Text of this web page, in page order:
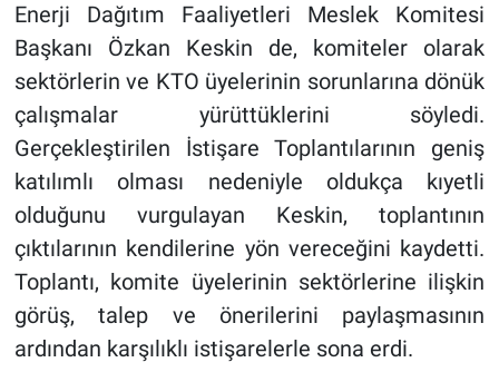
Enerji Dağıtım Faaliyetleri Meslek Komitesi
Başkanı Özkan Keskin de, komiteler olarak
sektörlerin ve KTO üyelerinin sorunlarına dönük
çalışmalar yürüttüklerini söyledi.
Gerçekleştirilen İstişare Toplantılarının geniş
katılımlı olması nedeniyle oldukça kıyetli
olduğunu vurgulayan Keskin, toplantının
çıktılarının kendilerine yön vereceğini kaydetti.
Toplantı, komite üyelerinin sektörlerine ilişkin
görüş, talep ve önerilerini paylaşmasının
ardından karşılıklı istişarelerle sona erdi.